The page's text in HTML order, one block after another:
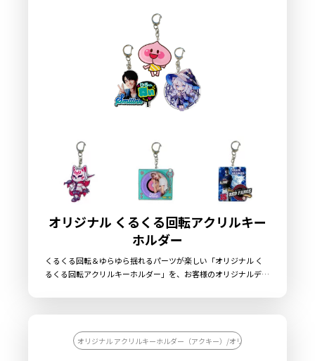
オリジナル くるくる回転アクリルキー
ホルダー
くるくる回転＆ゆらゆら揺れるパーツが楽しい「オリジナル く
るくる回転アクリルキーホルダー」を、お客様のオリジナルデザ
リルキーホルダーは、透明度が高い高品質アクリル素材を採用。
通常のアクキーにはない「動き」を加えることが可能ですので、
オリジナル アクリルキーホルダー（アクキー）/オリジナル キーホルダ